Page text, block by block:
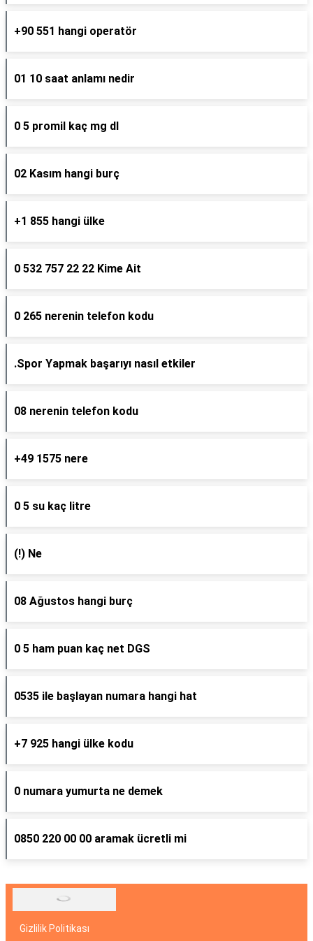
+90 551 hangi operatör
01 10 saat anlamı nedir
0 5 promil kaç mg dl
02 Kasım hangi burç
+1 855 hangi ülke
0 532 757 22 22 Kime Ait
0 265 nerenin telefon kodu
.Spor Yapmak başarıyı nasıl etkiler
08 nerenin telefon kodu
+49 1575 nere
0 5 su kaç litre
(!) Ne
08 Ağustos hangi burç
0 5 ham puan kaç net DGS
0535 ile başlayan numara hangi hat
+7 925 hangi ülke kodu
0 numara yumurta ne demek
0850 220 00 00 aramak ücretli mi
Gizlilik Politikası